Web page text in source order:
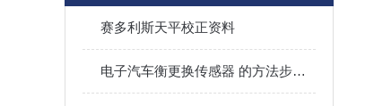
赛多利斯天平校正资料
电子汽车衡更换传感器 的方法步骤？